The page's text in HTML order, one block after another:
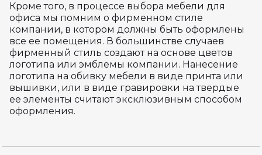
Кроме того, в процессе выбора мебели для
офиса мы помним о фирменном стиле
компании, в котором должны быть оформлены
все ее помещения. В большинстве случаев
фирменный стиль создают на основе цветов
логотипа или эмблемы компании. Нанесение
логотипа на обивку мебели в виде принта или
вышивки, или в виде гравировки на твердые
ее элементы считают эксклюзивным способом
оформления.